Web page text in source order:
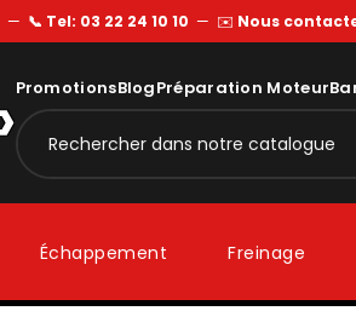
— 📞 Tel: 03 22 24 10 10 — ✉️ Nous
PromotionsBlogPréparation Moteur
Échappement Freinage